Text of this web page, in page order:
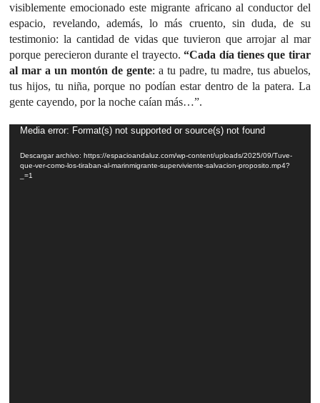
visiblemente emocionado este migrante africano al conductor del
espacio, revelando, además, lo más cruento, sin duda, de su
testimonio: la cantidad de vidas que tuvieron que arrojar al mar
porque perecieron durante el trayecto.“Cada día tienes que tirar
al mar a un montón de gente: a tu padre, tu madre, tus abuelos,
tus hijos, tu niña, porque no podían estar dentro de la patera. La
gente cayendo, por la noche caían más…”.
Reproductor
vídeo
Media error: Format(s) not supported or source(s) not found
Descargar archivo: https://espacioandaluz.com/wp-content/uploads/2025/09/Tuve-
que-ver-como-los-tiraban-al-marinmigrante-superviviente-salvacion-proposito.mp4?
_=1